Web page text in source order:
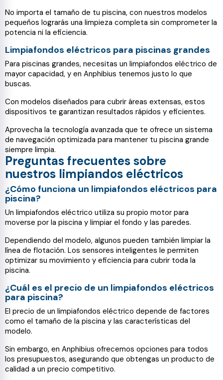
No importa el tamaño de tu piscina, con nuestros modelos
pequeños lograrás una limpieza completa sin comprometer la
potencia ni la eficiencia.
Limpiafondos eléctricos para piscinas grandes
Para piscinas grandes, necesitas un limpiafondos eléctrico de
mayor capacidad, y en Anphibius tenemos justo lo que
buscas.
Con modelos diseñados para cubrir áreas extensas, estos
dispositivos te garantizan resultados rápidos y eficientes.
Aprovecha la tecnología avanzada que te ofrece un sistema
de navegación optimizada para mantener tu piscina grande
siempre limpia.
Preguntas frecuentes sobre
nuestros limpiandos eléctricos
¿Cómo funciona un limpiafondos eléctricos para
piscina?
Un limpiafondos eléctrico utiliza su propio motor para
moverse por la piscina y limpiar el fondo y las paredes.
Dependiendo del modelo, algunos pueden también limpiar la
línea de flotación. Los sensores inteligentes le permiten
optimizar su movimiento y eficiencia para cubrir toda la
piscina.
¿Cuál es el precio de un limpiafondos eléctricos
para piscina?
El precio de un limpiafondos eléctrico depende de factores
como el tamaño de la piscina y las características del
modelo.
Sin embargo, en Anphibius ofrecemos opciones para todos
los presupuestos, asegurando que obtengas un producto de
calidad a un precio competitivo.